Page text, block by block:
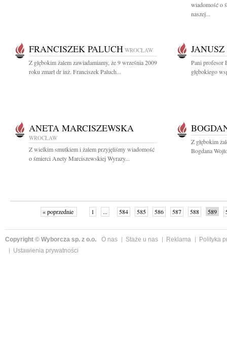
wiadomość o
naszej...
FRANCISZEK PALUCH WROCŁAW
Z głębokim żalem zawiadamiamy, że 9 września 2009
roku zmarł dr inż. Franciszek Paluch...
Pani profesor
głębokiego
ANETA MARCISZEWSKA
WROCŁAW
Z wielkim smutkiem i żalem przyjęliśmy wiadomość
o śmierci Anety Marciszewskiej Wyrazy...
Z głębokim
Bogdana
« poprzednie 1 ... 584 585 586 587 588 589
Copyright © Wyborcza sp. z o.o. O nas Staże u nas Reklama
Polityka
Ustawienia prywatności